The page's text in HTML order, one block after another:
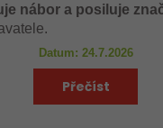
nábor a posiluje
Datum: 24.7.2026
Přečíst